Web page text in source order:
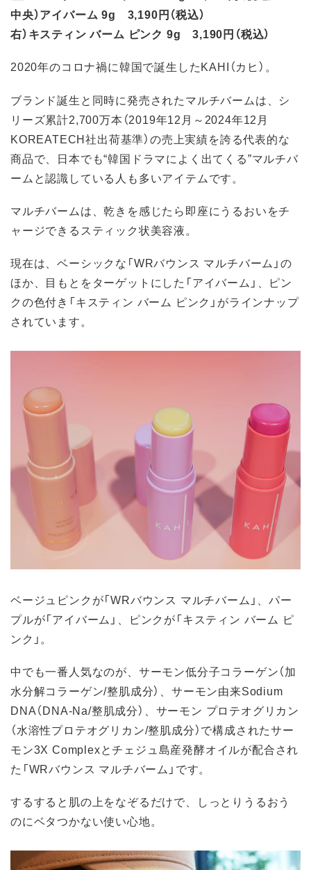
中央）アイバーム 9g 3,190円（税込）
右）キスティン バーム ピンク 9g 3,190円（税込）
2020年のコロナ禍に韓国で誕生したKAHI（カヒ）。
ブランド誕生と同時に発売されたマルチバームは、シ
リーズ累計2,700万本（2019年12月～2024年12月
KOREATECH社出荷基準）の売上実績を誇る代表的な
商品で、日本でも“韓国ドラマによく出てくる”マルチバ
ームと認識している人も多いアイテムです。
マルチバームは、乾きを感じたら即座にうるおいをチ
ャージできるスティック状美容液。
現在は、ベーシックな「WRバウンス マルチバーム」の
ほか、目もとをターゲットにした「アイバーム」、ピン
クの色付き「キスティン バーム ピンク」がラインナップ
されています。
ベージュピンクが「WRバウンス マルチバーム」、パー
プルが「アイバーム」、ピンクが「キスティン バーム ピ
ンク」。
中でも一番人気なのが、サーモン低分子コラーゲン（加
水分解コラーゲン/整肌成分）、サーモン由来Sodium
DNA（DNA-Na/整肌成分）、サーモン プロテオグリカン
（水溶性プロテオグリカン/整肌成分）で構成されたサー
モン3X Complexとチェジュ島産発酵オイルが配合され
た「WRバウンス マルチバーム」です。
するすると肌の上をなぞるだけで、しっとりうるおう
のにベタつかない使い心地。